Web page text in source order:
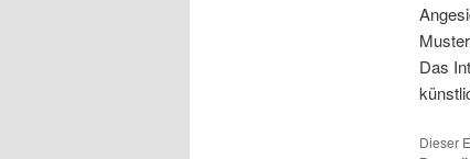
Das
Dieser